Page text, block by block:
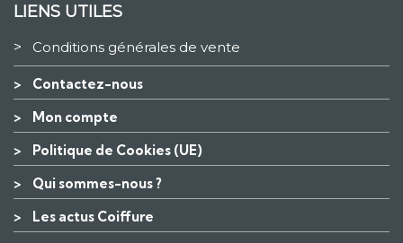
LIENS UTILES
> Conditions générales de vente
> Contactez-nous
> Mon compte
> Politique de Cookies (UE)
> Qui sommes-nous ?
> Les actus Coiffure